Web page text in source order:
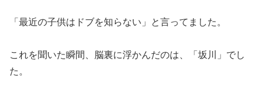
「最近の子供はドブを知らない」と言ってました。
これを聞いた瞬間、脳裏に浮かんだのは、「坂川」でし
た。